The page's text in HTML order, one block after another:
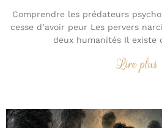
Comprendre les prédateurs
cesse d’avoir peur Les pervers
deux humanités Il existe
Lire plus